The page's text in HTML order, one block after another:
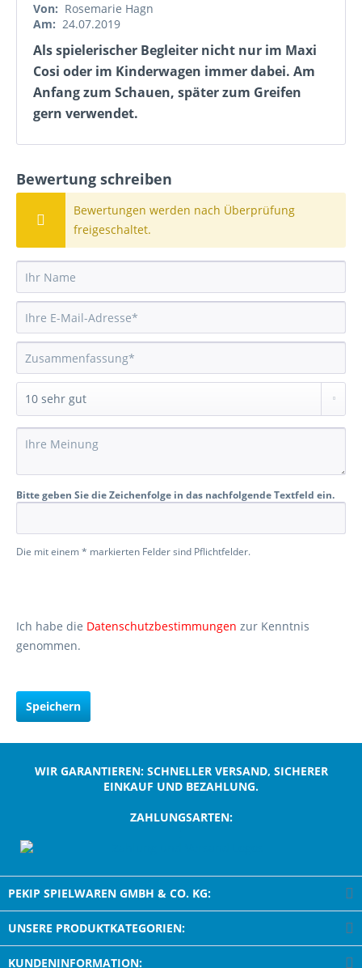
Von: Rosemarie Hagn
Am: 24.07.2019
Als spielerischer Begleiter nicht nur im Maxi
Cosi oder im Kinderwagen immer dabei. Am
Anfang zum Schauen, später zum Greifen
gern verwendet.
Bewertung schreiben
Bewertungen werden nach Überprüfung
freigeschaltet.
Bitte geben Sie die Zeichenfolge in das nachfolgende Textfeld ein.
Die mit einem * markierten Felder sind Pflichtfelder.
Ich habe die Datenschutzbestimmungen zur Kenntnis
genommen.
Speichern
WIR GARANTIEREN: SCHNELLER VERSAND, SICHERER
EINKAUF UND BEZAHLUNG.
ZAHLUNGSARTEN:
PEKIP SPIELWAREN GMBH & CO. KG:
UNSERE PRODUKTKATEGORIEN:
KUNDENINFORMATION: